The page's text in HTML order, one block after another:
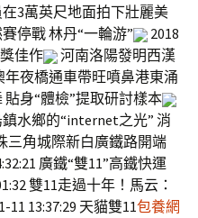
3萬英尺地面拍下壯麗美
停戰 林丹“一輪游”
2018
佳作
河南洛陽發明西漢
年夜橋通車帶旺噴鼻港東涌
身“體檢”提取研討樣本
鎮水鄉的“internet之光” 消
三角城際新白廣鐵路開端
廣鐵“雙11”高鐵快運
雙11走過十年！馬云：
13:37:29 天貓雙11包養網